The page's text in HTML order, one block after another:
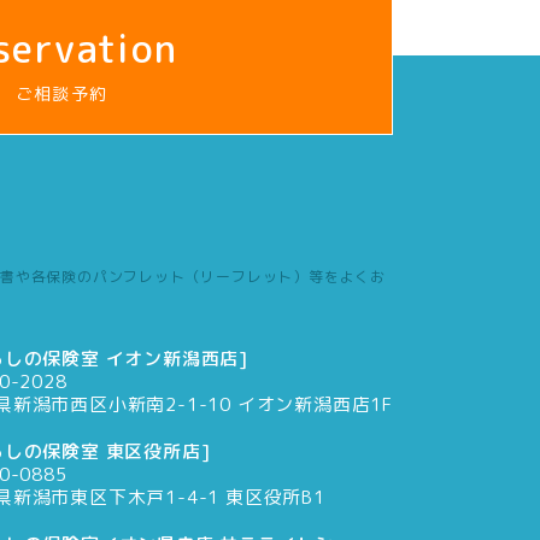
ご相談予約
や各保険のパンフレット（リーフレット）等をよくお
の保険室 イオン新潟西店]
2028
新潟市西区小新南2-1-10 イオン新潟西店1F
の保険室 東区役所店]
0885
新潟市東区下木戸1-4-1 東区役所B1